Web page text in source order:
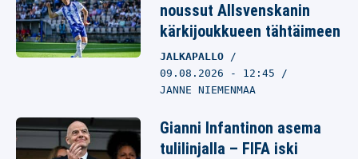
noussut Allsvenskanin
kärkijoukkueen tähtäimeen
JALKAPALLO
09.08.2026 - 12:45
JANNE NIEMENMAA
Gianni Infantinon asema
tulilinjalla – FIFA iski